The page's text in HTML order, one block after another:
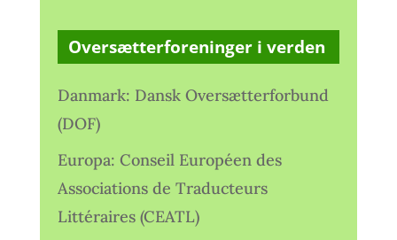
Oversætterforeninger i verden
Danmark: Dansk Oversætterforbund
(DOF)
Europa: Conseil Européen des
Associations de Traducteurs
Littéraires (CEATL)